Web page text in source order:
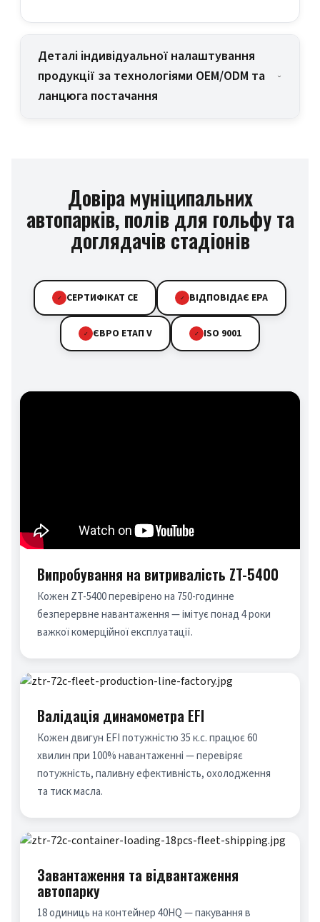
Деталі індивідуальної налаштування
продукції за технологіями OEM/ODM та
ланцюга постачання
Довіра муніципальних
автопарків, полів для гольфу та
доглядачів стадіонів
✓ СЕРТИФІКАТ CE ✓ ВІДПОВІДАЄ EPA
✓ ЄВРО ЕТАП V ✓ ISO 9001
Випробування на витривалість ZT-5400
Кожен ZT-5400 перевірено на 750-годинне
безперервне навантаження — імітує понад 4 роки
важкої комерційної експлуатації.
Валідація динамометра EFI
Кожен двигун EFI потужністю 35 к.с. працює 60
хвилин при 100% навантаженні — перевіряє
потужність, паливну ефективність, охолодження
та тиск масла.
Завантаження та відвантаження
автопарку
18 одиниць на контейнер 40HQ — пакування в